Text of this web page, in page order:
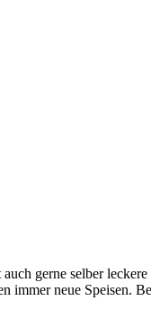
auch gerne selber
immer neue Speisen.